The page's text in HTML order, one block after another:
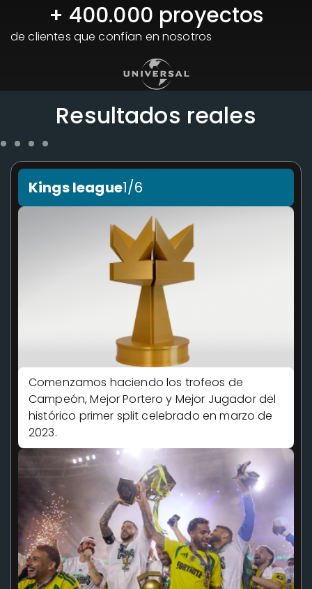
+ 400.000 proyectos
de clientes que confían en nosotros
Resultados reales
Kings league1/6
Comenzamos haciendo los trofeos de
Campeón, Mejor Portero y Mejor Jugador del
histórico primer split celebrado en marzo de
2023.